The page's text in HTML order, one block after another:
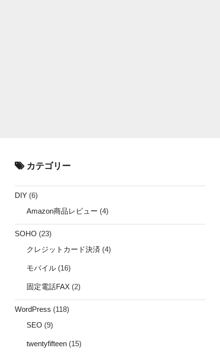
カテゴリー
DIY (6)
Amazon商品レビュー (4)
SOHO (23)
クレジットカード決済 (4)
モバイル (16)
固定電話FAX (2)
WordPress (118)
SEO (9)
twentyfifteen (15)